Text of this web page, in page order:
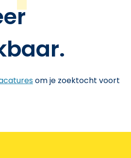
om je zoektocht voort